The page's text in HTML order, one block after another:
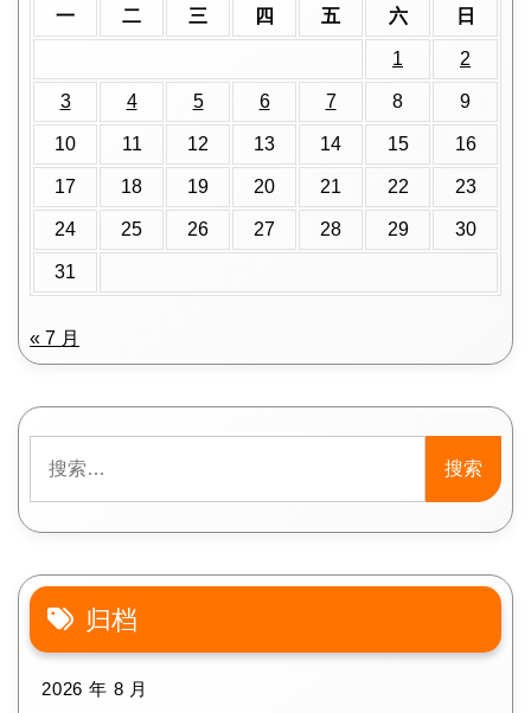
一 二 三 四 五 六 日
1 2
3 4 5 6 7 8 9
10 11 12 13 14 15 16
17 18 19 20 21 22 23
24 25 26 27 28 29 30
31
« 7 月
索：
归档
2026 年 8 月